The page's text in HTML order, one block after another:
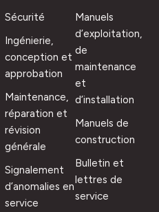
Sécurité
Ingénierie,
conception et
approbation
Maintenance,
réparation et
révision
générale
Signalement
d’anomalies en
service
Manuels
d’exploitation,
de
maintenance
et
d’installation
Manuels de
construction
Bulletin et
lettres de
service